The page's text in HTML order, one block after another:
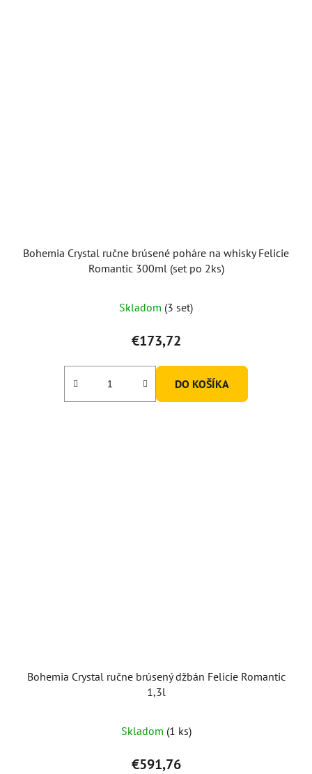
Bohemia Crystal ručne brúsené poháre na whisky Felicie
Romantic 300ml (set po 2ks)
Skladom (3 set)
€173,72
DO KOŠÍKA
Bohemia Crystal ručne brúsený džbán Felicie Romantic
1,3l
Skladom (1 ks)
€591,76